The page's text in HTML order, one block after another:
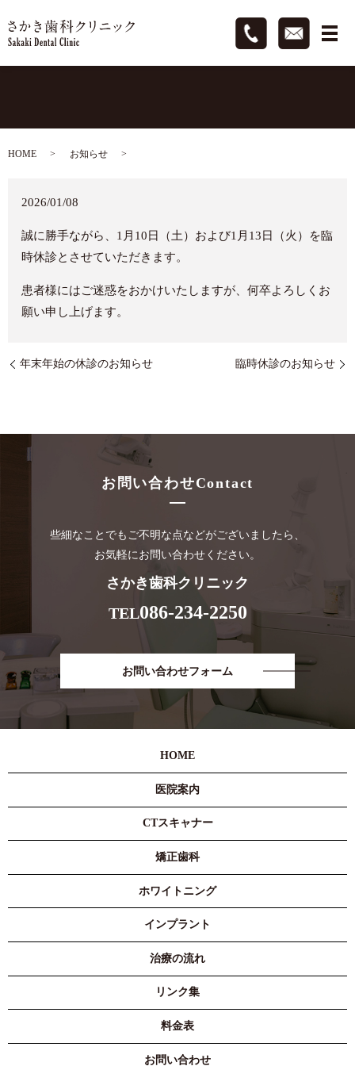
HOME お知らせ
2026/01/08
誠に勝手ながら、1月10日（土）および1月13日（火）を臨
時休診とさせていただきます。
患者様にはご迷惑をおかけいたしますが、何卒よろしくお
願い申し上げます。
年末年始の休診のお知らせ 臨時休診のお知らせ
お問い合わせContact
些細なことでもご不明な点などがございましたら、
お気軽にお問い合わせください。
さかき歯科クリニック
TEL086-234-2250
お問い合わせフォーム
HOME
医院案内
CTスキャナー
矯正歯科
ホワイトニング
インプラント
治療の流れ
リンク集
料金表
お問い合わせ